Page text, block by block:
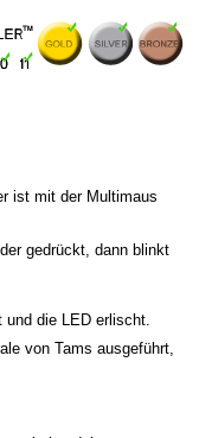
ist mit der Multimaus
gedrückt, dann blinkt
und die LED erlischt.
von Tams ausgeführt,